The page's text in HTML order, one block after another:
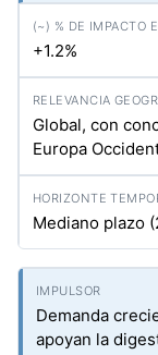
+1.2%
Global, con
Europa
Mediano plazo
Demanda
apoyan la